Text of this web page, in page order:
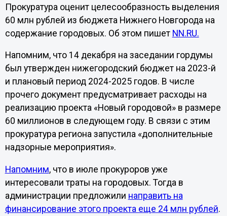
Прокуратура оценит целесообразность выделения
60 млн рублей из бюджета Нижнего Новгорода на
содержание городовых. Об этом пишет NN.RU.
Напомним, что 14 декабря на заседании гордумы
был утвержден нижегородский бюджет на 2023-й
и плановый период 2024-2025 годов. В числе
прочего документ предусматривает расходы на
реализацию проекта «Новый городовой» в размере
60 миллионов в следующем году. В связи с этим
прокуратура региона запустила «дополнительные
надзорные мероприятия».
Напомним, что в июле прокуроров уже
интересовали траты на городовых. Тогда в
администрации предложили направить на
финансирование этого проекта еще 24 млн рублей.